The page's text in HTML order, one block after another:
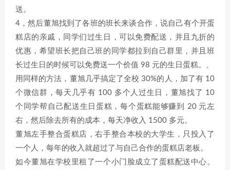
送。
4，然后董旭找到了各班的班长来谈合作，说自己有个开蛋
糕店的亲戚，同学们过生日，可以免费配送，并且九折的
优惠，希望班长把自己班的同学都拉到自己群里，并且班
长过生日的时候可以免费送一个价值 98 元的生日蛋糕。、
用同样的方法，董旭几乎搞定了全校 30%的人，加了有 10
个微信群，每天几乎有 100 多个人过生日，董旭找了 10
个同学帮自己配送生日蛋糕，每个蛋糕能够赚到 20 元左
右，然后除去所有的成本，每天净收入 1500 多元。
董旭左手整合蛋糕店，右手整合本校的大学生，只投入了
一个人，每年的收入就超过了与自己合作的蛋糕店老板。
如今董旭在学校里租了一个小门脸成立了蛋糕配送中心。